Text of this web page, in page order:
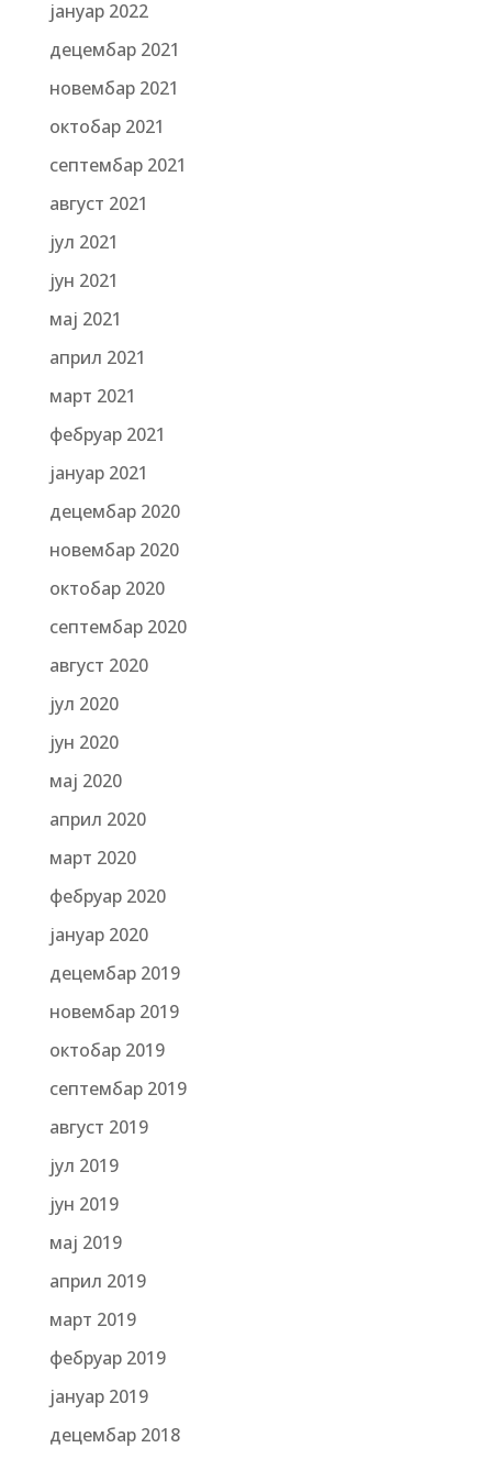
јануар 2022
децембар 2021
новембар 2021
октобар 2021
септембар 2021
август 2021
јул 2021
јун 2021
мај 2021
април 2021
март 2021
фебруар 2021
јануар 2021
децембар 2020
новембар 2020
октобар 2020
септембар 2020
август 2020
јул 2020
јун 2020
мај 2020
април 2020
март 2020
фебруар 2020
јануар 2020
децембар 2019
новембар 2019
октобар 2019
септембар 2019
август 2019
јул 2019
јун 2019
мај 2019
април 2019
март 2019
фебруар 2019
јануар 2019
децембар 2018